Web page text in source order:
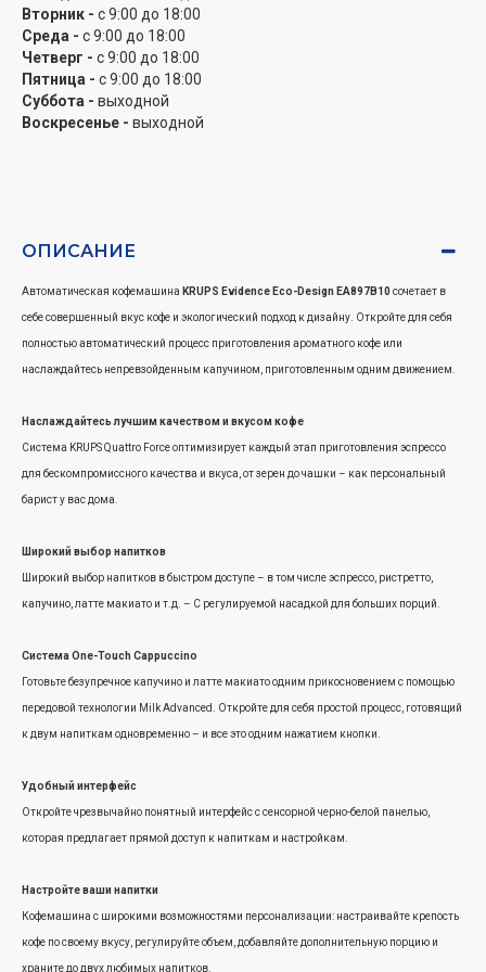
Машина, которая сама себя очищает. Системе Auto-Clean требуется всего три
таблетки для очистки в год – это делает процесс обслуживания более простым, чем
большинство автоматических кофемашин.
Сокращенное использование природных ресурсов
Сокращение выбросов СО2 при производстве
Вторник - с 9:00 до 18:00
Среда - с 9:00 до 18:00
Четверг - с 9:00 до 18:00
Пятница - с 9:00 до 18:00
Суббота - выходной
Воскресенье - выходной
ОПИСАНИЕ
Автоматическая кофемашина KRUPS Evidence Eco-Design EA897B10 сочетает в
себе совершенный вкус кофе и экологический подход к дизайну. Откройте для себя
полностью автоматический процесс приготовления ароматного кофе или
наслаждайтесь непревзойденным капучином, приготовленным одним движением.
Наслаждайтесь лучшим качеством и вкусом кофе
Система KRUPS Quattro Force оптимизирует каждый этап приготовления эспрессо
для бескомпромиссного качества и вкуса, от зерен до чашки – как персональный
барист у вас дома.
Широкий выбор напитков
Широкий выбор напитков в быстром доступе – в том числе эспрессо, ристретто,
капучино, латте макиато и т.д. – С регулируемой насадкой для больших порций.
Система One-Touch Cappuccino
Готовьте безупречное капучино и латте макиато одним прикосновением с помощью
передовой технологии Milk Advanced. Откройте для себя простой процесс, готовящий
к двум напиткам одновременно – и все это одним нажатием кнопки.
Удобный интерфейс
Откройте чрезвычайно понятный интерфейс с сенсорной черно-белой панелью,
которая предлагает прямой доступ к напиткам и настройкам.
Настройте ваши напитки
Кофемашина с широкими возможностями персонализации: настраивайте крепость
кофе по своему вкусу, регулируйте объем, добавляйте дополнительную порцию и
храните до двух любимых напитков.